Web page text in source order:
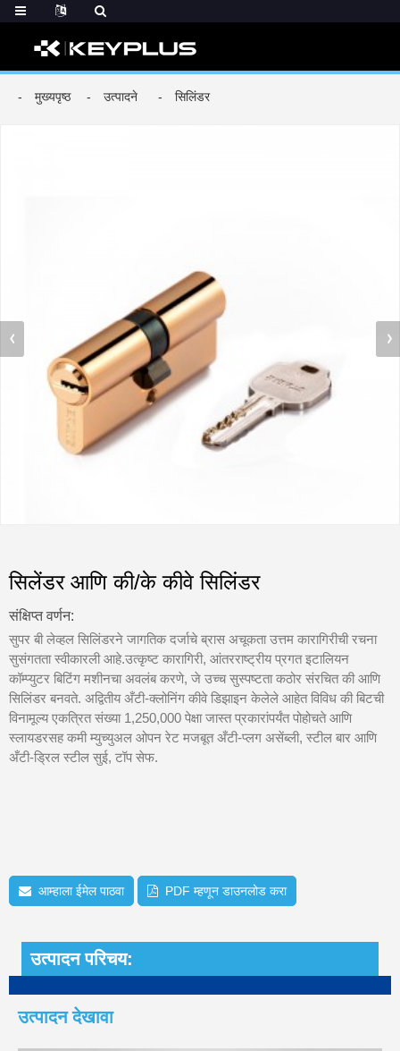
मुख्यपृष्ठ उत्पादने सिलिंडर
सिलेंडर आणि की/के कीवे सिलिंडर
संक्षिप्त वर्णन:
सुपर बी लेव्हल सिलिंडरने जागतिक दर्जाचे ब्रास अचूकता उत्तम कारागिरीची रचना
सुसंगतता स्वीकारली आहे.उत्कृष्ट कारागिरी, आंतरराष्ट्रीय प्रगत इटालियन
कॉम्प्युटर बिटिंग मशीनचा अवलंब करणे, जे उच्च सुस्पष्टता कठोर संरचित की आणि
सिलिंडर बनवते. अद्वितीय अँटी-क्लोनिंग कीवे डिझाइन केलेले आहेत विविध की बिटची
विनामूल्य एकत्रित संख्या 1,250,000 पेक्षा जास्त प्रकारांपर्यंत पोहोचते आणि
स्लायडरसह कमी म्युच्युअल ओपन रेट मजबूत अँटी-प्लग असेंब्ली, स्टील बार आणि
अँटी-ड्रिल स्टील सुई, टॉप सेफ.
आम्हाला ईमेल पाठवा PDF म्हणून डाउनलोड करा
उत्पादन परिचय:
उत्पादन देखावा